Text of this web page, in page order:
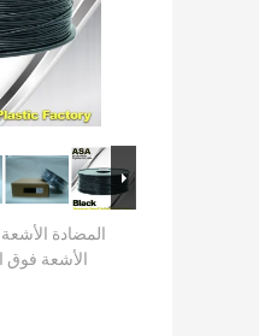
المضادة